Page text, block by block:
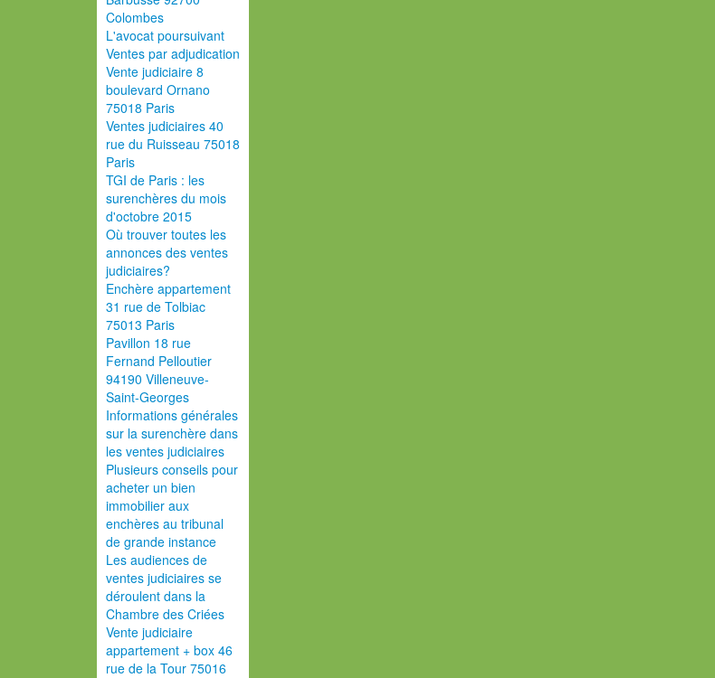
Colombes
L'avocat poursuivant
Ventes par adjudication
Vente judiciaire 8
boulevard Ornano
75018 Paris
Ventes judiciaires 40
rue du Ruisseau 75018
Paris
TGI de Paris : les
surenchères du mois
d'octobre 2015
Où trouver toutes les
annonces des ventes
judiciaires?
Enchère appartement
31 rue de Tolbiac
75013 Paris
Pavillon 18 rue
Fernand Pelloutier
94190 Villeneuve-
Saint-Georges
Informations générales
sur la surenchère dans
les ventes judiciaires
Plusieurs conseils pour
acheter un bien
immobilier aux
enchères au tribunal
de grande instance
Les audiences de
ventes judiciaires se
déroulent dans la
Chambre des Criées
Vente judiciaire
appartement + box 46
rue de la Tour 75016